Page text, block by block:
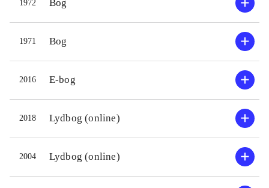
1972 Bog
1971 Bog
2016 E-bog
2018 Lydbog (online)
2004 Lydbog (online)